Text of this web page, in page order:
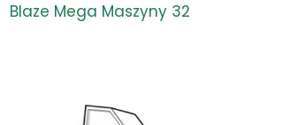
Blaze Mega Maszyny 32